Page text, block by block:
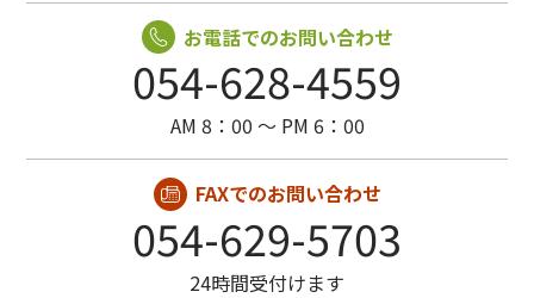
お電話でのお問い合わせ
054-628-4559
AM 8：00 〜 PM 6：00
FAXでのお問い合わせ
054-629-5703
24時間受付けます